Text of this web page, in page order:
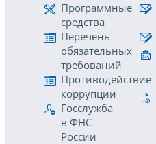
Программные
средства
Перечень
обязательных
требований
Противодействие
коррупции
Госслужба
в ФНС
России